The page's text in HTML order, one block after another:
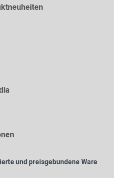
und preisgebundene Ware